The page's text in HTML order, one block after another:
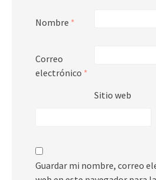
Nombre *
Correo
electrónico *
Sitio web
Guardar mi nombre, correo